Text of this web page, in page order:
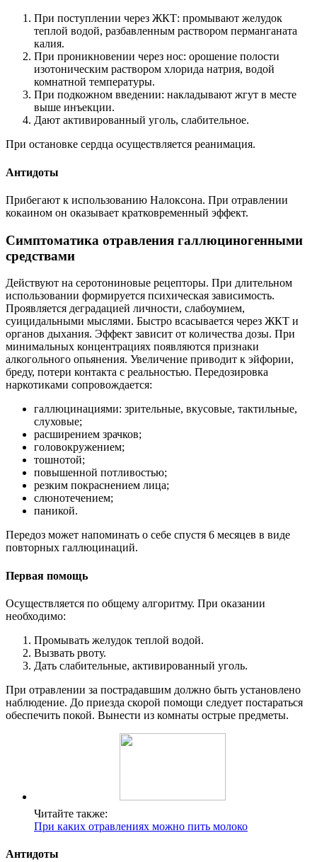
При поступлении через ЖКТ: промывают желудок
теплой водой, разбавленным раствором перманганата
калия.
При проникновении через нос: орошение полости
изотоническим раствором хлорида натрия, водой
комнатной температуры.
При подкожном введении: накладывают жгут в месте
выше инъекции.
Дают активированный уголь, слабительное.
При остановке сердца осуществляется реанимация.
Антидоты
Прибегают к использованию Налоксона. При отравлении
кокаином он оказывает кратковременный эффект.
Симптоматика отравления галлюциногенными
средствами
Действуют на серотониновые рецепторы. При длительном
использовании формируется психическая зависимость.
Проявляется деградацией личности, слабоумием,
суицидальными мыслями. Быстро всасывается через ЖКТ и
органов дыхания. Эффект зависит от количества дозы. При
минимальных концентрациях появляются признаки
алкогольного опьянения. Увеличение приводит к эйфории,
бреду, потери контакта с реальностью. Передозировка
наркотиками сопровождается:
галлюцинациями: зрительные, вкусовые, тактильные,
слуховые;
расширением зрачков;
головокружением;
тошнотой;
повышенной потливостью;
резким покраснением лица;
слюнотечением;
паникой.
Передоз может напоминать о себе спустя 6 месяцев в виде
повторных галлюцинаций.
Первая помощь
Осуществляется по общему алгоритму. При оказании
необходимо:
Промывать желудок теплой водой.
Вызвать рвоту.
Дать слабительные, активированный уголь.
При отравлении за пострадавшим должно быть установлено
наблюдение. До приезда скорой помощи следует постараться
обеспечить покой. Вынести из комнаты острые предметы.
Читайте также:
При каких отравлениях можно пить молоко
Антидоты